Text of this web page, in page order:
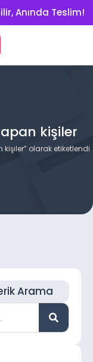
Anında Teslim!
kişiler
kişiler” olarak etiketlendi
Arama